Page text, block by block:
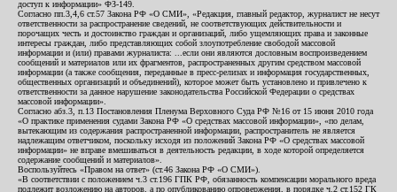
доступ к информации» ФЗ-149.
Согласно пп.3,4,6 ст.57 Закона РФ «О СМИ», «Редакция, главный редактор, журналист не несут
ответственности за распространение сведений, не соответствующих действительности и
порочащих честь и достоинство граждан и организаций, либо ущемляющих права и законные
интересы граждан, либо представляющих собой злоупотребление свободой массовой
информации и (или) правами журналиста: ...если они являются дословным воспроизведением
сообщений и материалов или их фрагментов, распространенных другим средством массовой
информации (а также сообщения, переданные в пресс-релизах и информация государственных,
общественных организаций и объединений), которое может быть установлено и привлечено к
ответственности за данное нарушение законодательства Российской Федерации о средствах
массовой информации».
Согласно абз.3, п.13 Постановления Пленума Верховного Суда РФ №16 от 15 июня 2010 года
«О практике применения судами Закона РФ «О средствах массовой информации», «по делам,
вытекающим из содержания распространенной информации, распространитель не является
надлежащим ответчиком, поскольку исходя из положений Закона РФ «О средствах массовой
информации» не вправе вмешиваться в деятельность редакции, в ходе которой определяется
содержание сообщений и материалов».
Воспользуйтесь «Правом на ответ» (ст.46 Закона РФ «О СМИ»).
«В соответствии с положением ч.3 ст.196 ГПК РФ, обязанность компенсации морального вреда
подлежит возложению на авторов, а по опубликованию опровержения, в порядке ч.2 ст.152 ГК